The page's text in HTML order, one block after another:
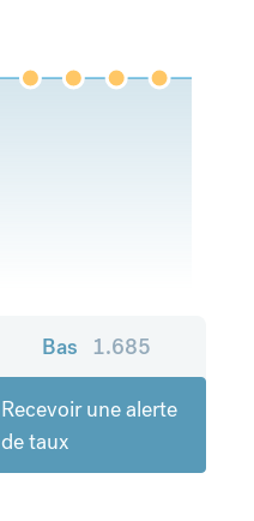
Bas 1.685
Recevoir une alerte
de taux